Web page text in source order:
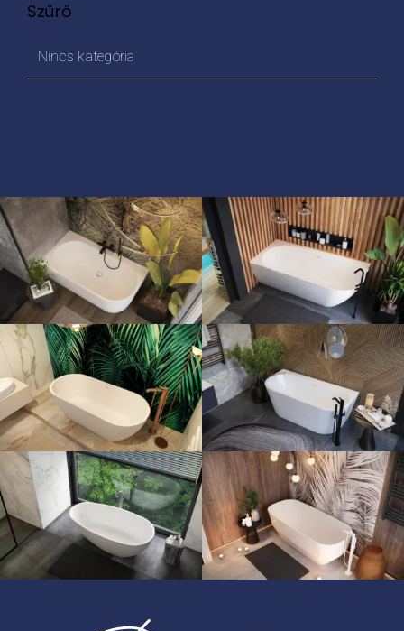
Szűrő
Nincs kategória